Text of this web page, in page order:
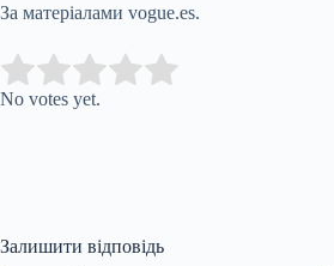
За матеріалами vogue.es.
Rate this item:
No votes yet.
Залишити відповідь